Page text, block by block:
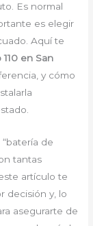
Es normal
es elegir
Aquí te
en San
y cómo
de
tantas
artículo te
decisión y, lo
asegurarte de